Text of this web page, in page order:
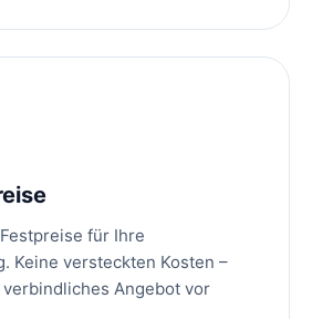
für Ihre
Keine versteckten Kosten –
Angebot vor